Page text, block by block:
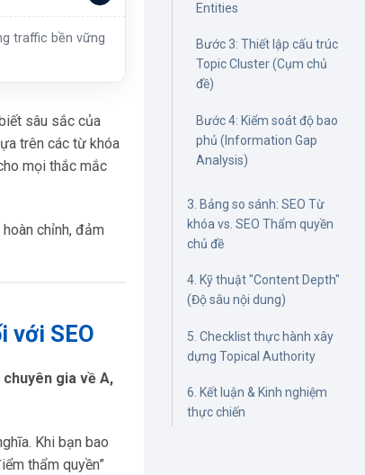
traffic bền vững
sâu sắc của
trên các từ khóa
mọi thắc mắc
hoàn chỉnh, đảm
với SEO
gia về A,
Khi bạn bao
thẩm quyền”
Entities
Bước 3: Thiết lập cấu trúc
Topic Cluster (Cụm chủ
đề)
Bước 4: Kiểm soát độ bao
phủ (Information Gap
Analysis)
3. Bảng so sánh: SEO Từ
khóa vs. SEO Thẩm quyền
chủ đề
4. Kỹ thuật "Content Depth"
(Độ sâu nội dung)
5. Checklist thực hành xây
dựng Topical Authority
6. Kết luận & Kinh nghiệm
thực chiến